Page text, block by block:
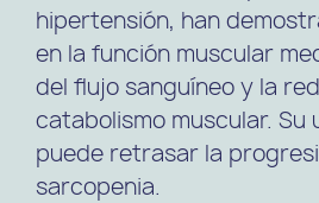
hipertensión, han
en la función muscular
del flujo sanguíneo y la
catabolismo muscular. Su
puede retrasar la
sarcopenia.